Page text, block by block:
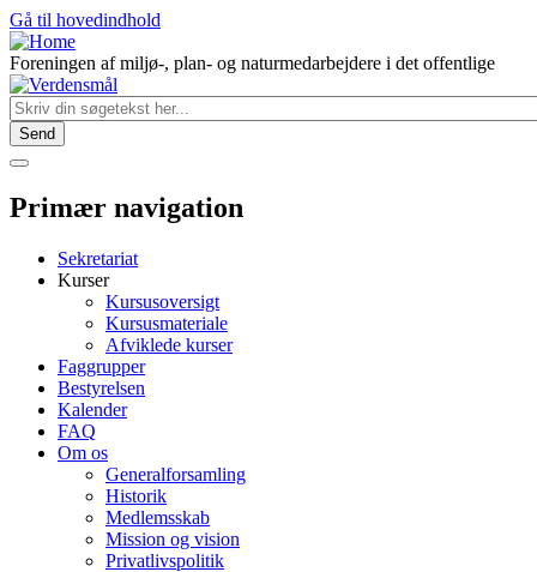
Gå til hovedindhold
Foreningen af miljø-, plan- og naturmedarbejdere i det offentlige
Primær navigation
Sekretariat
Kurser
Kursusoversigt
Kursusmateriale
Afviklede kurser
Faggrupper
Bestyrelsen
Kalender
FAQ
Om os
Generalforsamling
Historik
Medlemsskab
Mission og vision
Privatlivspolitik